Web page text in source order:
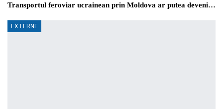
Transportul feroviar ucrainean prin Moldova ar putea deveni…
EXTERNE